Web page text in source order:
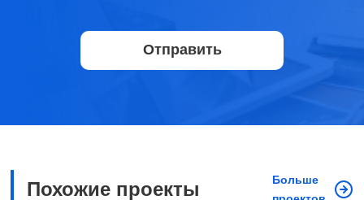
Отправить
Похожие проекты
Больше